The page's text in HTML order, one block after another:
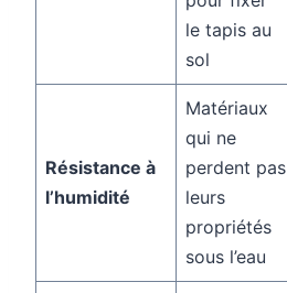
le tapis au
sol
Résistance à
l’humidité
Matériaux
qui ne
perdent pas
leurs
propriétés
sous l’eau